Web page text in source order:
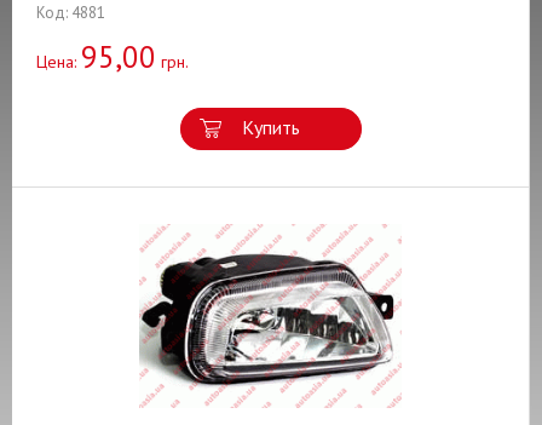
Код: 4881
Цена: 95,00 грн.
Купить